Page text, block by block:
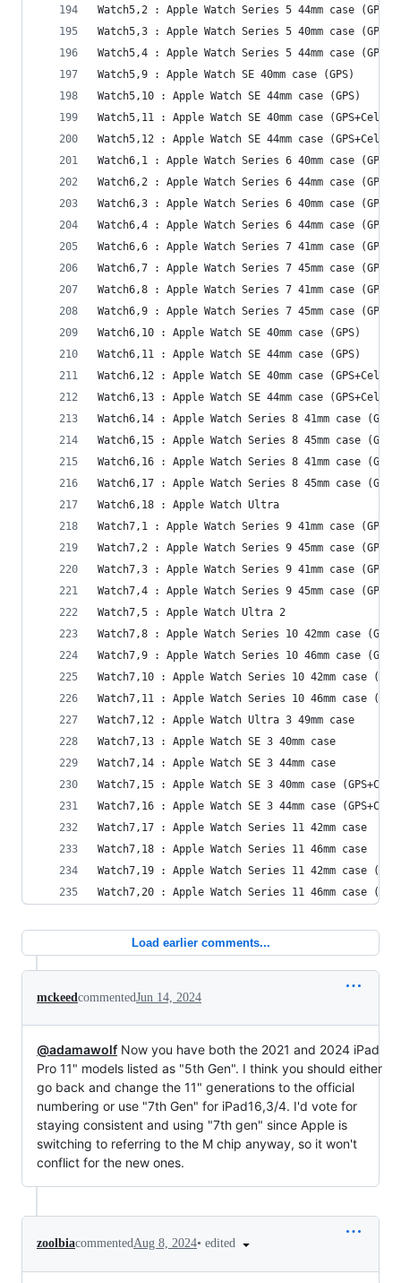
Watch5,2 : Apple Watch Series 5 44mm case (GPS)
Watch5,3 : Apple Watch Series 5 40mm case
Watch5,4 : Apple Watch Series 5 44mm case
Watch5,9 : Apple Watch SE 40mm case (GPS)
Watch5,10 : Apple Watch SE 44mm case (GPS)
Watch5,11 : Apple Watch SE 40mm case
Watch5,12 : Apple Watch SE 44mm case
Watch6,1 : Apple Watch Series 6 40mm case (GPS)
Watch6,2 : Apple Watch Series 6 44mm case (GPS)
Watch6,3 : Apple Watch Series 6 40mm case
Watch6,4 : Apple Watch Series 6 44mm case
Watch6,6 : Apple Watch Series 7 41mm case (GPS)
Watch6,7 : Apple Watch Series 7 45mm case (GPS)
Watch6,8 : Apple Watch Series 7 41mm case
Watch6,9 : Apple Watch Series 7 45mm case
Watch6,10 : Apple Watch SE 40mm case (GPS)
Watch6,11 : Apple Watch SE 44mm case (GPS)
Watch6,12 : Apple Watch SE 40mm case
Watch6,13 : Apple Watch SE 44mm case
Watch6,14 : Apple Watch Series 8 41mm case (GPS)
Watch6,15 : Apple Watch Series 8 45mm case (GPS)
Watch6,16 : Apple Watch Series 8 41mm case
Watch6,17 : Apple Watch Series 8 45mm case
Watch6,18 : Apple Watch Ultra
Watch7,1 : Apple Watch Series 9 41mm case (GPS)
Watch7,2 : Apple Watch Series 9 45mm case (GPS)
Watch7,3 : Apple Watch Series 9 41mm case
Watch7,4 : Apple Watch Series 9 45mm case
Watch7,5 : Apple Watch Ultra 2
Watch7,8 : Apple Watch Series 10 42mm case (GPS)
Watch7,9 : Apple Watch Series 10 46mm case (GPS)
Watch7,10 : Apple Watch Series 10 42mm case
Watch7,11 : Apple Watch Series 10 46mm case
Watch7,12 : Apple Watch Ultra 3 49mm case
Watch7,13 : Apple Watch SE 3 40mm case
Watch7,14 : Apple Watch SE 3 44mm case
Watch7,15 : Apple Watch SE 3 40mm case
Watch7,16 : Apple Watch SE 3 44mm case
Watch7,17 : Apple Watch Series 11 42mm case
Watch7,18 : Apple Watch Series 11 46mm case
Watch7,19 : Apple Watch Series 11 42mm case
Watch7,20 : Apple Watch Series 11 46mm case
Load earlier comments...
mckeedcommentedJun 14, 2024
@adamawolf Now you have both the 2021 and 2024 iPad
Pro 11" models listed as "5th Gen". I think you should either
go back and change the 11" generations to the official
numbering or use "7th Gen" for iPad16,3/4. I'd vote for
staying consistent and using "7th gen" since Apple is
switching to referring to the M chip anyway, so it won't
conflict for the new ones.
zoolbiacommentedAug 8, 2024• edited